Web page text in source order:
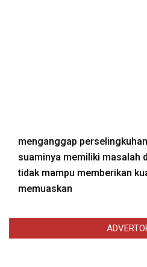
menganggap
suaminya memiliki masalah
tidak mampu memberikan
memuaskan